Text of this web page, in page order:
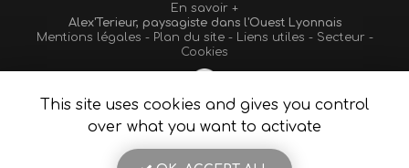
En savoir +
Notre savoir-faire : Paysagiste Ouest Lyonnais
Alex'Terieur, paysagiste dans l'Ouest Lyonnais
Mentions légales - Plan du site- Liens utiles - Secteur-
Cookies
Création et référencement de site Internet
Demande de Devis
This site uses cookies and gives you control
over what you want to activate